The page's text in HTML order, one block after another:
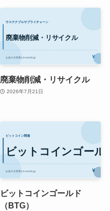
廃棄物削減・リサイクル
2026年7月21日
ビットコインゴールド
（BTG）